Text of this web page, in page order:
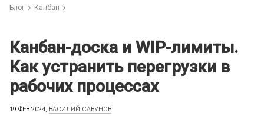
Блог Канбан
Канбан-доска и WIP-лимиты.
Как устранить перегрузки в
рабочих процессах
19 ФЕВ 2024, ВАСИЛИЙ САВУНОВ